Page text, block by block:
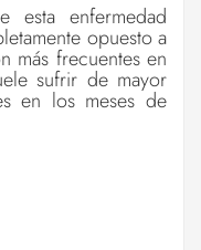
esta enfermedad
opuesto a
más frecuentes en
sufrir de mayor
en los meses de